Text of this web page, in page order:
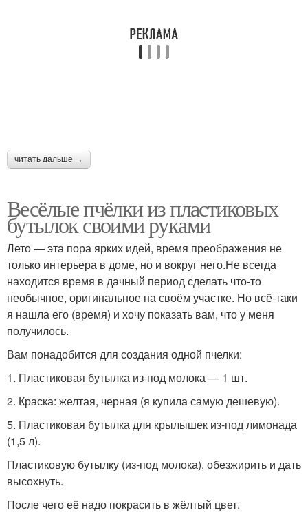
Пчела из пластиковых
Цветок из пластиковой
пластиковых бутылок
Цветочки из
пластиковых бутылок
Бутылки без окраски
Ромашка из
пластиковой бутылки
бутылок
Роза из пластиковой
бутылки
читать дальше →
Весёлые пчёлки из пластиковых
бутылок своими руками
Лето — эта пора ярких идей, время преображения не
только интерьера в доме, но и вокруг него.Не всегда
находится время в дачный период сделать что-то
необычное, оригинальное на своём участке. Но всё-таки
я нашла его (время) и хочу показать вам, что у меня
получилось.
Вам понадобится для создания одной пчелки:
1. Пластиковая бутылка из-под молока — 1 шт.
2. Краска: желтая, черная (я купила самую дешевую).
5. Пластиковая бутылка для крылышек из-под лимонада
(1,5 л).
Пластиковую бутылку (из-под молока), обезжирить и дать
высохнуть.
После чего её надо покрасить в жёлтый цвет.